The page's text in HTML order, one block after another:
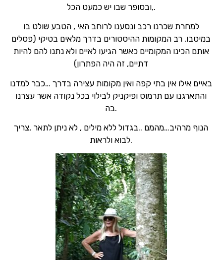
,ובסופר שבו יש כמעט הכל.
למחרת שכרנו רכב ונסענו לרוחב האי , הטבע שולט בו
במיטבו, רב המקומות ההיסטורים בדרך מלאים בטיקי (פסלים
אותם הכינו המקומיים כאשר הגיעו לאיים ולא נתנו להם להיות
דתיים, זה היה הפתרון)
באיים אילו אין בתי קפה ואין מקומות עצירה בדרך …כבר למדנו
והתארגנו עם תרמוס ופיקניק לבילוי בכל נקודה אשר עצרנו
בה.
הנוף מרהיב…מהמם ..בגדול ללא מילים , לא ניתן לתאר ,צריך
לבוא ולראות.